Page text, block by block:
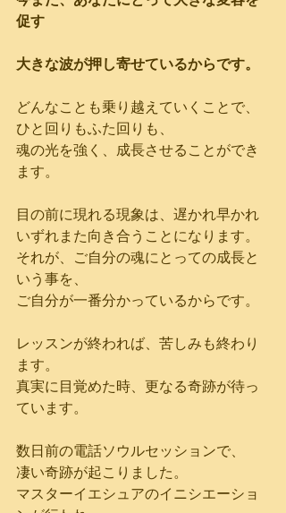
促す
大きな波が押し寄せているからです。
どんなことも乗り越えていくことで、
ひと回りもふた回りも、
魂の光を強く、成長させることができ
ます。
目の前に現れる現象は、遅かれ早かれ
いずれまた向き合うことになります。
それが、ご自分の魂にとっての成長と
いう事を、
ご自分が一番分かっているからです。
レッスンが終われば、苦しみも終わり
ます。
真実に目覚めた時、更なる奇跡が待っ
ています。
数日前の電話ソウルセッションで、
凄い奇跡が起こりました。
マスターイエシュアのイニシエーショ